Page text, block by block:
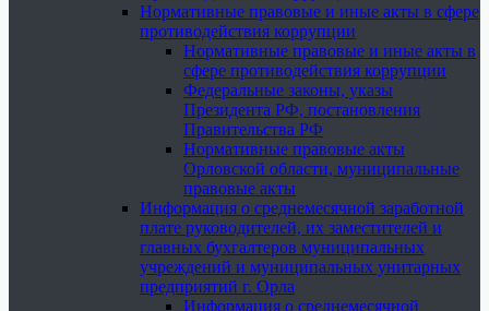
Нормативные правовые и иные акты в сфере
противодействия коррупции
Нормативные правовые и иные акты в
сфере противодействия коррупции
Федеральные законы, указы
Президента РФ, постановления
Правительства РФ
Нормативные правовые акты
Орловской области, муниципальные
правовые акты
Информация о среднемесячной заработной
плате руководителей, их заместителей и
главных бухгалтеров муниципальных
учреждений и муниципальных унитарных
предприятий г. Орла
Информация о среднемесячной